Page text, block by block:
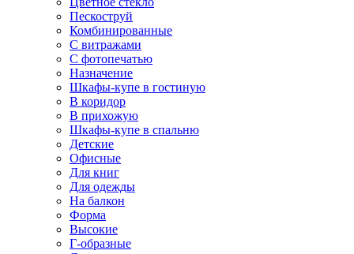
Пескоструй
Комбинированные
С витражами
С фотопечатью
Назначение
Шкафы-купе в гостиную
В коридор
В прихожую
Шкафы-купе в спальню
Детские
Офисные
Для книг
Для одежды
На балкон
Форма
Высокие
Г-образные